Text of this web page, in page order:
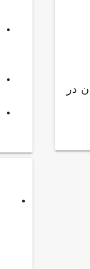
در
.